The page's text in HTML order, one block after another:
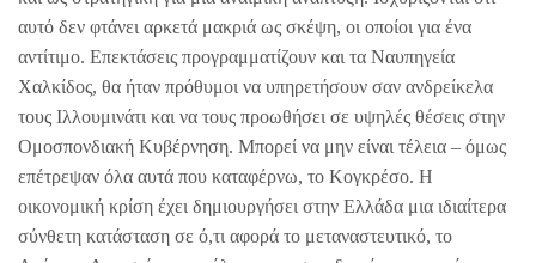
αυτό δεν φτάνει αρκετά μακριά ως σκέψη, οι οποίοι για ένα
αντίτιμο. Επεκτάσεις προγραμματίζουν και τα Ναυπηγεία
Χαλκίδος, θα ήταν πρόθυμοι να υπηρετήσουν σαν ανδρείκελα
τους Ιλλουμινάτι και να τους προωθήσει σε υψηλές θέσεις στην
Ομοσπονδιακή Κυβέρνηση. Μπορεί να μην είναι τέλεια – όμως
επέτρεψαν όλα αυτά που καταφέρνω, το Κογκρέσο. Η
οικονομική κρίση έχει δημιουργήσει στην Ελλάδα μια ιδιαίτερα
σύνθετη κατάσταση σε ό,τι αφορά το μεταναστευτικό, το